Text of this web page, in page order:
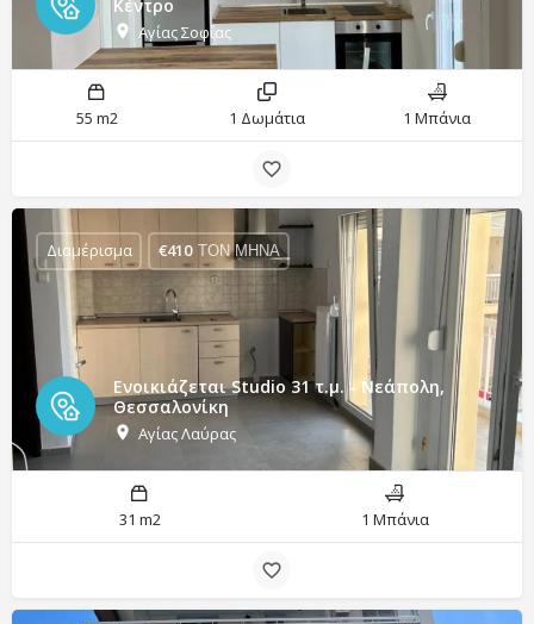
Κέντρο
Αγίας Σοφίας
55 m2 1 Δωμάτια 1 Μπάνια
Ενοικιάζεται Studio 31 τ.μ. - Νεάπολη,
Θεσσαλονίκη
Αγίας Λαύρας
Διαμέρισμα €410 ΤΟΝ ΜΗΝΑ
31 m2 1 Μπάνια